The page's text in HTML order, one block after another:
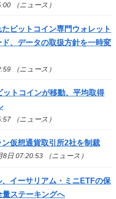
（ニュース）
ビットコイン専門ウォレット
、データの取扱方針を一時変
（ニュース）
ットコインが移動、平均取得
（ニュース）
仮想通貨取引所2社を制裁
8日 07:20:53 （ニュース）
イーサリアム・ミニETFの保
ステーキングへ